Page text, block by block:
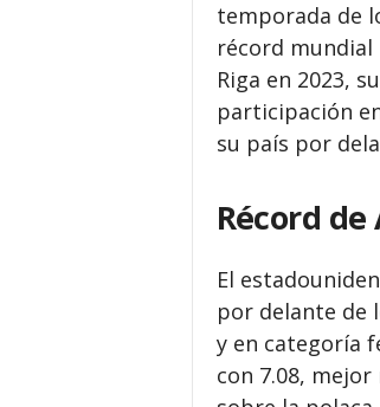
temporada de
récord
Riga en 2023,
participación
su país por
Récord
El
por delante de
y en categoría
con 7.08,